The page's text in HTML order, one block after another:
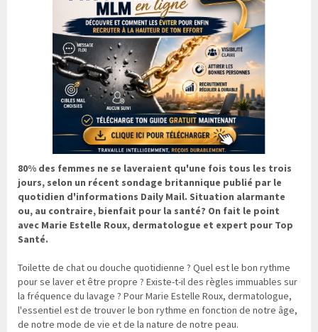
80% des femmes ne se laveraient qu'une fois tous les trois
jours, selon un récent sondage britannique publié par le
quotidien d'informations Daily Mail. Situation alarmante
ou, au contraire, bienfait pour la santé? On fait le point
avec Marie Estelle Roux, dermatologue et expert pour Top
Santé.
Toilette de chat ou douche quotidienne ? Quel est le bon rythme
pour se laver et être propre ? Existe-t-il des règles immuables sur
la fréquence du lavage ? Pour Marie Estelle Roux, dermatologue,
l'essentiel est de trouver le bon rythme en fonction de notre âge,
de notre mode de vie et de la nature de notre peau.